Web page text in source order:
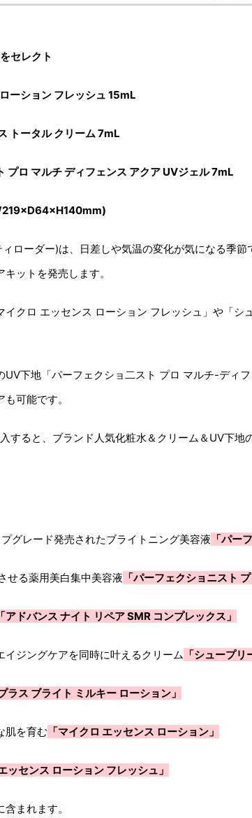
セレクト
ーション フレッシュ 15mL
トータル クリーム 7mL
プロ マルチ ディフェンス アクア UVジェル 7mL
ローダー)は、日差しや気温の変化が気になる季
ットを発売します。
イクロ エッセンス ローション フレッシュ」や「シ
UV下地「パーフェクショ二スト プロ マルチ-ディ
可能です。
すると、ブランド人気化粧水＆クリーム＆UV下
グレード発売されたブライトニング美容液 「パー
せる薬用美白集中美容液 「パーフェクショニスト
「アドバンス ナイト リペア SMR コンプレックス」
イジングケアを同時に叶えるクリーム 「シュープリ
ラス ブライト ミルキー ローション」
肌を育む 「マイクロ エッセンス ローション」
ッセンス ローション フレッシュ」
まれます。